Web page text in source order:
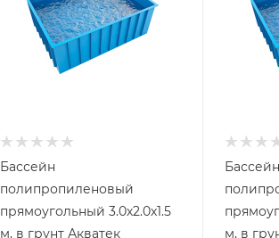
Бассейн
полипропиленовый
прямоугольный 3.0х2.0х1.5
м, в грунт Акватек
Бассейн
м, в